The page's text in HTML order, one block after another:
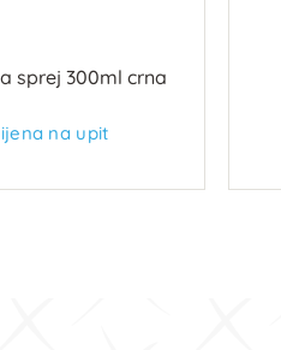
sprej 300ml crna
na upit